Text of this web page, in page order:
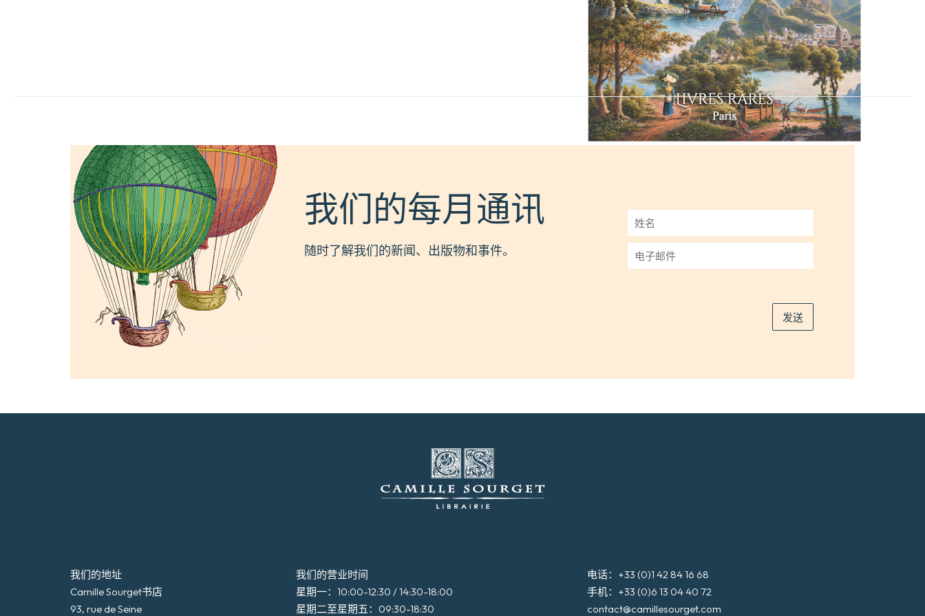
我们的每月通讯
随时了解我们的新闻、出版物和事件。
姓
名
*
子
发送
我们的地址
Camille Sourget书店
93, rue de Seine
我们的营业时间
星期一：10:00-12:30 / 14:30-18:00
星期二至星期五：09:30-18:30
电话：+33 (0)1 42 84 16 68
手机：+33 (0)6 13 04 40 72
contact@camillesourget.com